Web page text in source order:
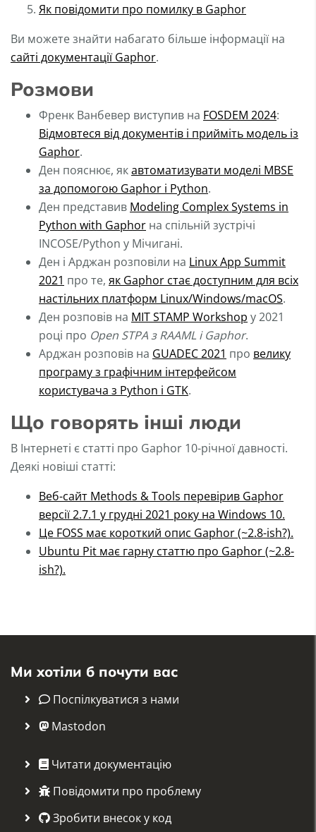
Як повідомити про помилку в Gaphor
Ви можете знайти набагато більше інформації на
сайті документації Gaphor.
Розмови
Френк Ванбевер виступив на FOSDEM 2024:
Відмовтеся від документів і прийміть модель із
Gaphor.
Ден пояснює, якавтоматизувати моделі MBSE
за допомогою Gaphor і Python.
Ден представив Modeling Complex Systems in
Python with Gaphor на спільній зустрічі
INCOSE/Python у Мічигані.
Ден і Арджан розповіли на Linux App Summit
2021 про те, як Gaphor стає доступним для всіх
настільних платформ Linux/Windows/macOS.
Ден розповів на MIT STAMP Workshop у 2021
році про Open STPA з RAAML і Gaphor.
Арджан розповів на GUADEC 2021 про велику
програму з графічним інтерфейсом
користувача з Python і GTK.
Що говорять інші люди
В Інтернеті є статті про Gaphor 10-річної давності.
Деякі новіші статті:
Веб-сайт Methods & Tools перевірив Gaphor
версії 2.7.1 у грудні 2021 року на Windows 10.
Це FOSS має короткий опис Gaphor (~2.8-ish?).
Ubuntu Pit має гарну статтю про Gaphor (~2.8-
ish?).
Ми хотіли б почути вас
Поспілкуватися з нами
Mastodon
Читати документацію
Повідомити про проблему
Зробити внесок у код